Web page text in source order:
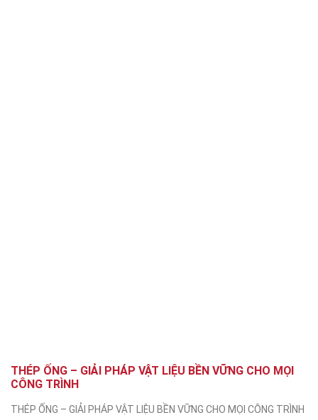
THÉP ỐNG – GIẢI PHÁP VẬT LIỆU BỀN VỮNG CHO MỌI
CÔNG TRÌNH
THÉP ỐNG – GIẢI PHÁP VẬT LIỆU BỀN VỮNG CHO MỌI CÔNG TRÌNH